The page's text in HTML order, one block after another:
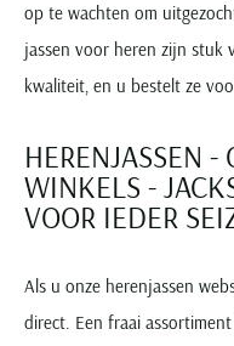
op te wachten om
jassen voor heren zijn stuk
kwaliteit, en u bestelt ze
HERENJASSEN
WINKELS -
VOOR IEDER
Als u onze herenjassen
direct. Een fraai